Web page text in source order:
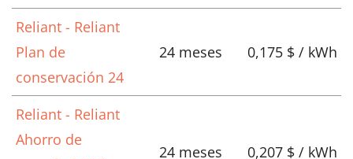
Reliant - Reliant
Plan de
conservación 24
24 meses 0,175 $ / kWh
Reliant - Reliant
Ahorro de
24 meses 0,207 $ / kWh